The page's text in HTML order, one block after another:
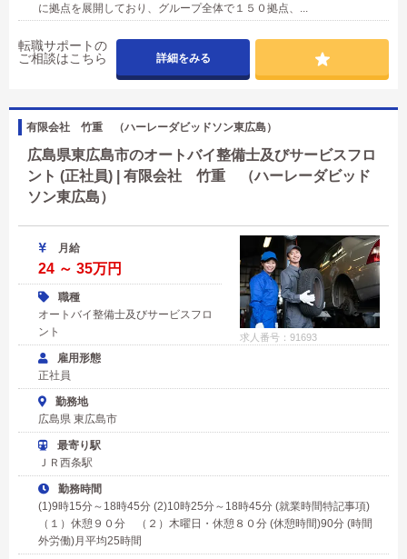
に拠点を展開しており、グループ全体で１５０拠点、...
転職サポートの
ご相談はこちら
詳細をみる
有限会社 竹重 （ハーレーダビッドソン東広島）
広島県東広島市のオートバイ整備士及びサービスフロ
ント (正社員) | 有限会社 竹重 （ハーレーダビッド
ソン東広島）
求人番号：91693
月給
24 ～ 35万円
職種
オートバイ整備士及びサービスフロ
ント
雇用形態
正社員
勤務地
広島県 東広島市
最寄り駅
ＪＲ西条駅
勤務時間
(1)9時15分～18時45分 (2)10時25分～18時45分 (就業時間特記事項)
（１）休憩９０分 （２）木曜日・休憩８０分 (休憩時間)90分 (時間
外労働)月平均25時間